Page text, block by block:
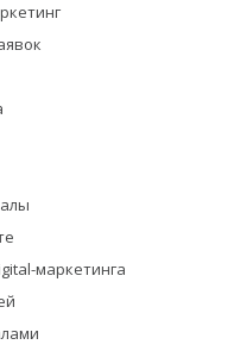
маркетинга